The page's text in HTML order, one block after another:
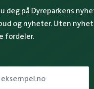
deg på Dyreparkens
og nyheter. Uten
fordeler.